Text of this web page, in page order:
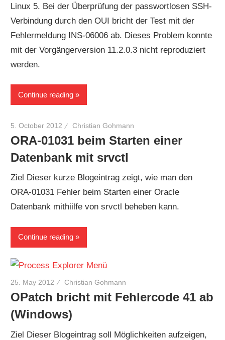
Linux 5. Bei der Überprüfung der passwortlosen SSH-
Verbindung durch den OUI bricht der Test mit der
Fehlermeldung INS-06006 ab. Dieses Problem konnte
mit der Vorgängerversion 11.2.0.3 nicht reproduziert
werden.
Continue reading
5. October 2012 Christian Gohmann
ORA-01031 beim Starten einer
Datenbank mit srvctl
Ziel Dieser kurze Blogeintrag zeigt, wie man den
ORA-01031 Fehler beim Starten einer Oracle
Datenbank mithiilfe von srvctl beheben kann.
Continue reading
25. May 2012 Christian Gohmann
OPatch bricht mit Fehlercode 41 ab
(Windows)
Ziel Dieser Blogeintrag soll Möglichkeiten aufzeigen,